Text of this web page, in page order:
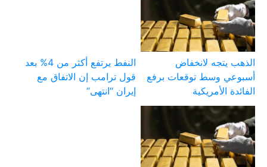
الذهب يتجه لانخفاض
أسبوعي وسط توقعات برفع
الفائدة الأمريكية
النفط يرتفع أكثر من 4% بعد
قول ترامب إن الاتفاق مع
إيران “انتهى”